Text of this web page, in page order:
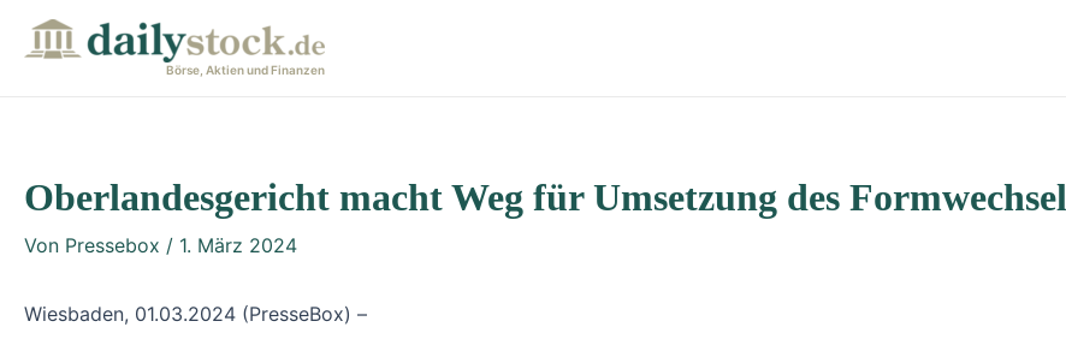
Inhalt
Börse, Aktien und Finanzen
Oberlandesgericht macht Weg für Umsetzung des
Von Pressebox / 1. März 2024
Wiesbaden, 01.03.2024 (PresseBox) –
navigation